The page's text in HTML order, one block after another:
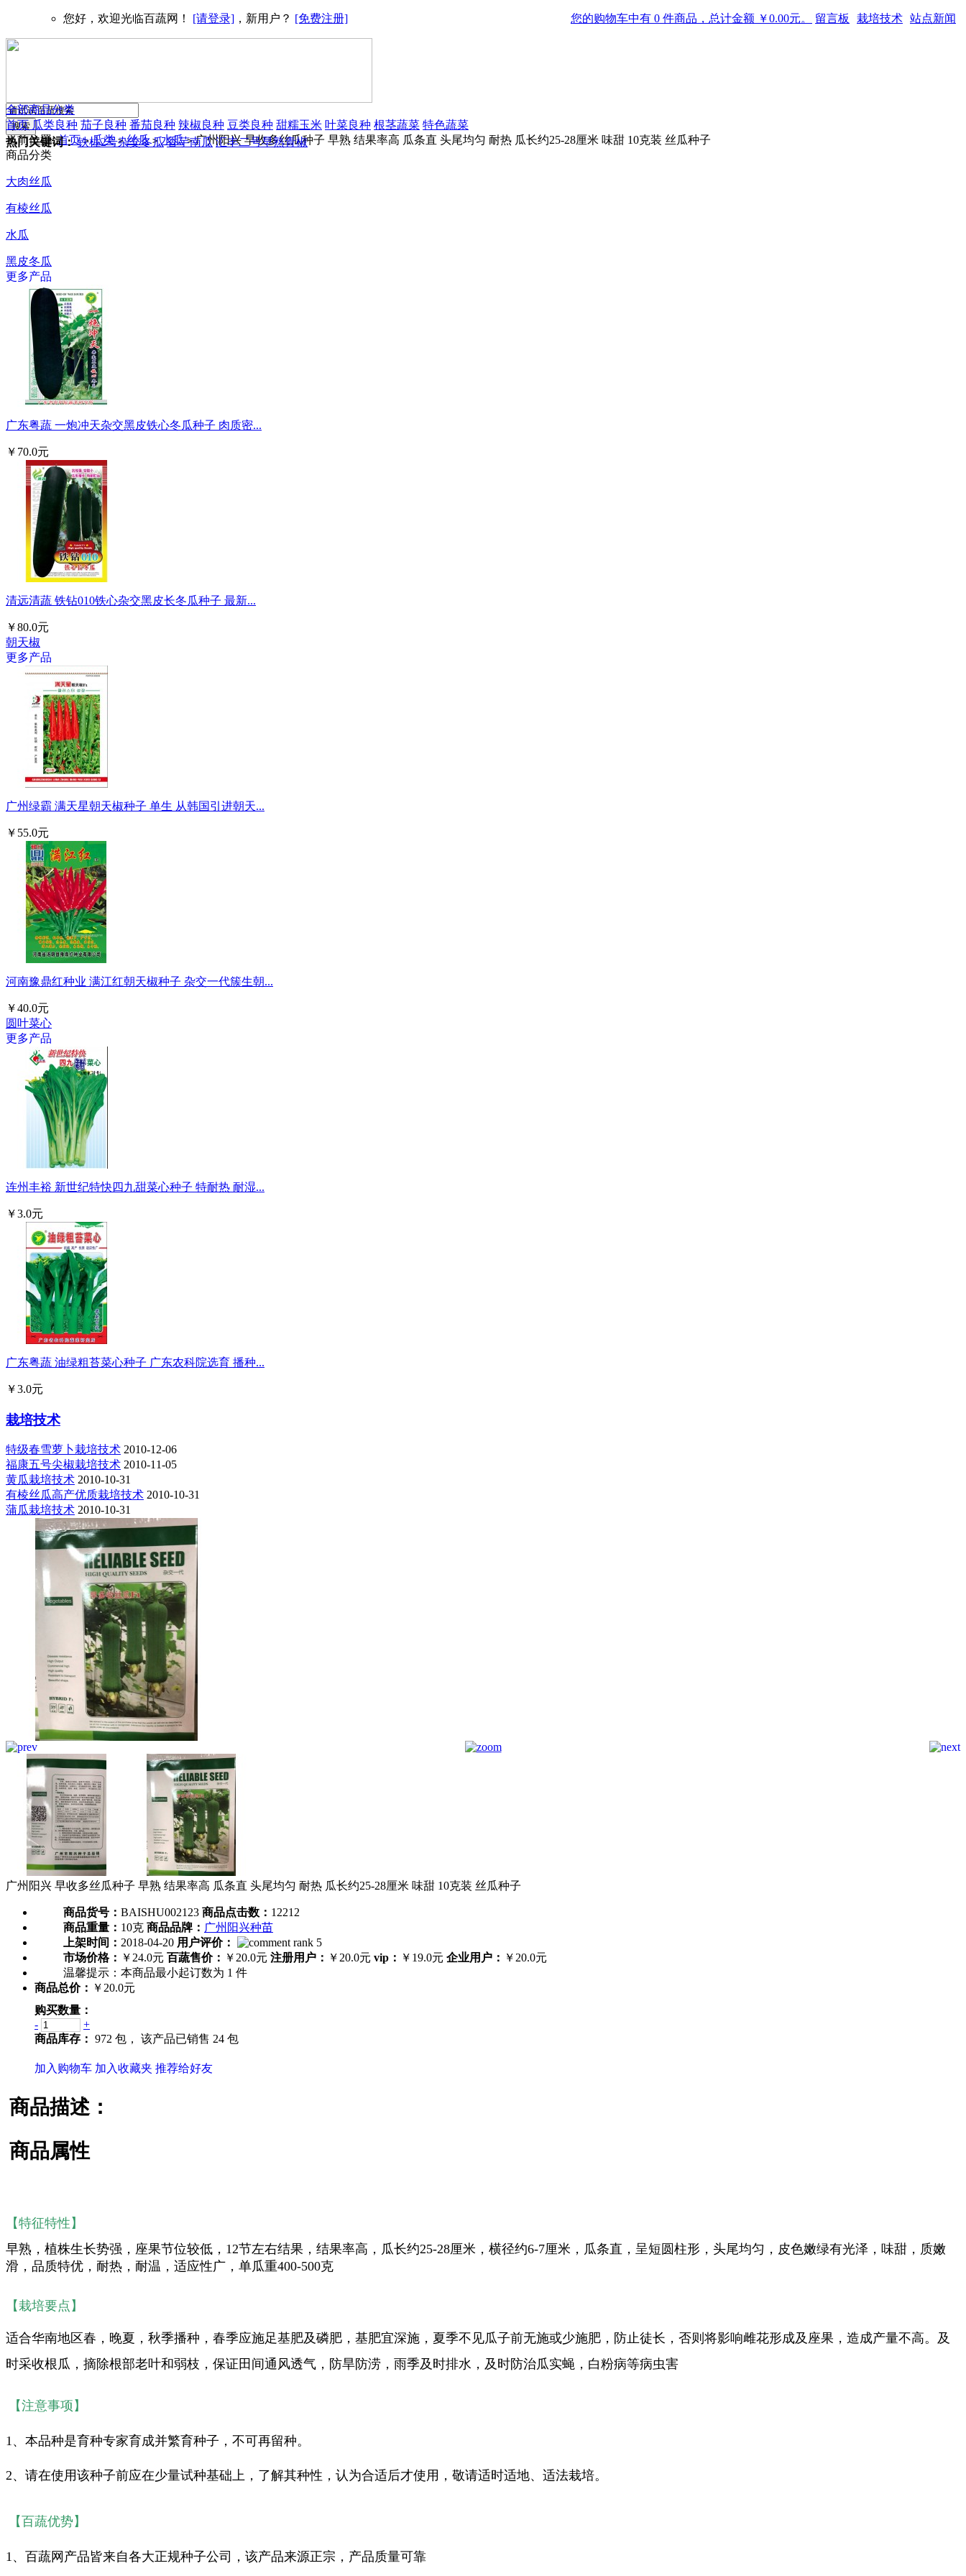
您的购物车中有 0 件商品，总计金额 ￥0.00元。 留言板 栽培技术 站点新闻
您好，欢迎光临百蔬网！ [请登录] ，新用户？ [免费注册]
热门关键词： 铁柱2号杂交冬瓜 香芋南瓜 汇丰二号早熟青椒
全部商品分类
首页 瓜类良种 茄子良种 番茄良种 辣椒良种 豆类良种 甜糯玉米 叶菜良种 根茎蔬菜 特色蔬菜
当前位置:首页 > 瓜类 > 丝瓜 > 水瓜 >广州阳兴 早收多丝瓜种子 早熟 结果率高 瓜条直 头尾均匀 耐热 瓜长约25-28厘米 味甜 10克装 丝瓜种子
商品分类
大肉丝瓜
有棱丝瓜
水瓜
黑皮冬瓜
更多产品
广东粤蔬 一炮冲天杂交黑皮铁心冬瓜种子 肉质密...
￥70.0元
清远清蔬 铁钻010铁心杂交黑皮长冬瓜种子 最新...
￥80.0元
朝天椒
更多产品
广州绿霸 满天星朝天椒种子 单生 从韩国引进朝天...
￥55.0元
河南豫鼎红种业 满江红朝天椒种子 杂交一代簇生朝...
￥40.0元
圆叶菜心
更多产品
连州丰裕 新世纪特快四九甜菜心种子 特耐热 耐湿...
￥3.0元
广东粤蔬 油绿粗苔菜心种子 广东农科院选育 播种...
￥3.0元
栽培技术
特级春雪萝卜栽培技术 2010-12-06
福康五号尖椒栽培技术 2010-11-05
黄瓜栽培技术 2010-10-31
有棱丝瓜高产优质栽培技术 2010-10-31
蒲瓜栽培技术 2010-10-31
广州阳兴 早收多丝瓜种子 早熟 结果率高 瓜条直 头尾均匀 耐热 瓜长约25-28厘米 味甜 10克装 丝瓜种子
商品货号： BAISHU002123 商品点击数： 12212
商品重量： 10克 商品品牌： 广州阳兴种苗
上架时间： 2018-04-20 用户评价：
市场价格： ￥24.0元 百蔬售价： ￥20.0元 注册用户： ￥20.0元 vip： ￥19.0元 企业用户： ￥20.0元
温馨提示： 本商品最小起订数为 1 件
商品总价： ￥20.0元
购买数量：
-
+
商品库存： 972 包， 该产品已销售 24 包
加入购物车 加入收藏夹 推荐给好友
商品描述：
商品属性
【特征特性】
早熟，植株生长势强，座果节位较低，12节左右结果，结果率高，瓜长约25-28厘米，横径约6-7厘米，瓜条直，呈短圆柱形，头尾均匀，皮色嫩绿有光泽，味甜，质嫩
滑，品质特优，耐热，耐温，适应性广，单瓜重400-500克
【栽培要点】
适合华南地区春，晚夏，秋季播种，春季应施足基肥及磷肥，基肥宜深施，夏季不见瓜子前无施或少施肥，防止徒长，否则将影响雌花形成及座果，造成产量不高。及
时采收根瓜，摘除根部老叶和弱枝，保证田间通风透气，防旱防涝，雨季及时排水，及时防治瓜实蝇，白粉病等病虫害
【注意事项】
1、本品种是育种专家育成并繁育种子，不可再留种。
2、请在使用该种子前应在少量试种基础上，了解其种性，认为合适后才使用，敬请适时适地、适法栽培。
【百蔬优势】
1、百蔬网产品皆来自各大正规种子公司，该产品来源正宗，产品质量可靠